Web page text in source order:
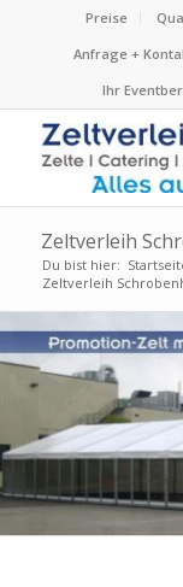
Preise
Anfrage +
Ihr
Zeltverleih
Du bist hier:
Zeltverleih